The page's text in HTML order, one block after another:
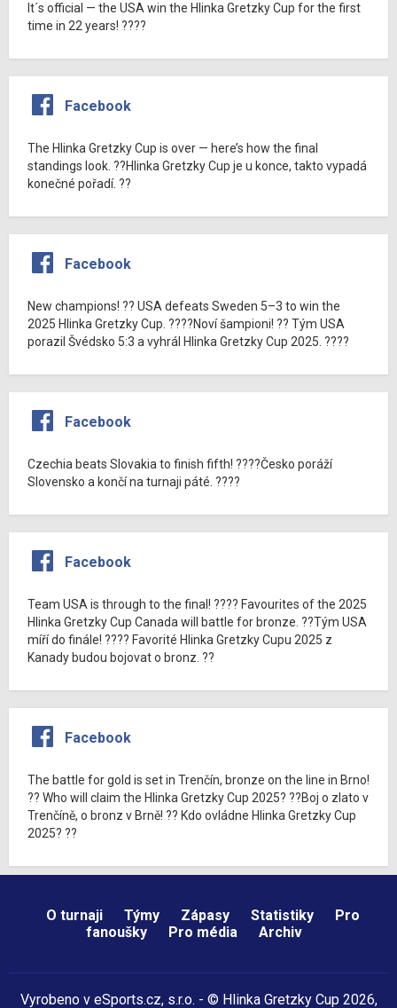
It´s official — the USA win the Hlinka Gretzky Cup for the first
time in 22 years! ????
Facebook
The Hlinka Gretzky Cup is over — here’s how the final
standings look. ??Hlinka Gretzky Cup je u konce, takto vypadá
konečné pořadí. ??
Facebook
New champions! ?? USA defeats Sweden 5–3 to win the
2025 Hlinka Gretzky Cup. ????Noví šampioni! ?? Tým USA
porazil Švédsko 5:3 a vyhrál Hlinka Gretzky Cup 2025. ????
Facebook
Czechia beats Slovakia to finish fifth! ????Česko poráží
Slovensko a končí na turnaji páté. ????
Facebook
Team USA is through to the final! ???? Favourites of the 2025
Hlinka Gretzky Cup Canada will battle for bronze. ??Tým USA
míří do finále! ???? Favorité Hlinka Gretzky Cupu 2025 z
Kanady budou bojovat o bronz. ??
Facebook
The battle for gold is set in Trenčín, bronze on the line in Brno!
?? Who will claim the Hlinka Gretzky Cup 2025? ??Boj o zlato v
Trenčíně, o bronz v Brně! ?? Kdo ovládne Hlinka Gretzky Cup
2025? ??
O turnaji Týmy Zápasy Statistiky
Pro
fanoušky
Pro média Archiv
Vyrobeno v eSports.cz, s.r.o. - © Hlinka Gretzky Cup 2026,